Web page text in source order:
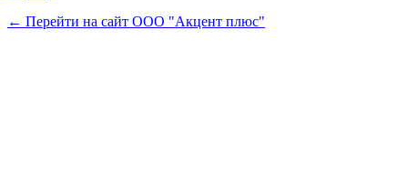
← Перейти на сайт ООО "Акцент плюс"